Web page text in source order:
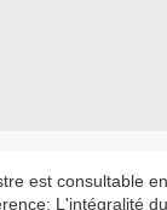
L'intégralité